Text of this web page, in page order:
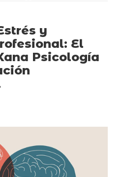
y
El
Psicología